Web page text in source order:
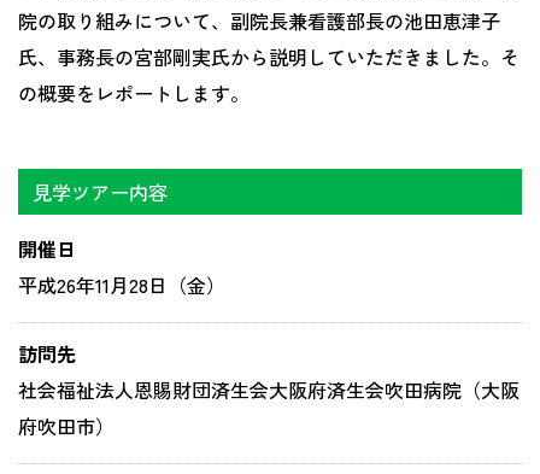
院の取り組みについて、副院長兼看護部長の池田恵津子
氏、事務長の宮部剛実氏から説明していただきました。そ
の概要をレポートします。
見学ツアー内容
開催日
平成26年11月28日（金）
訪問先
社会福祉法人恩賜財団済生会大阪府済生会吹田病院（大阪
府吹田市）